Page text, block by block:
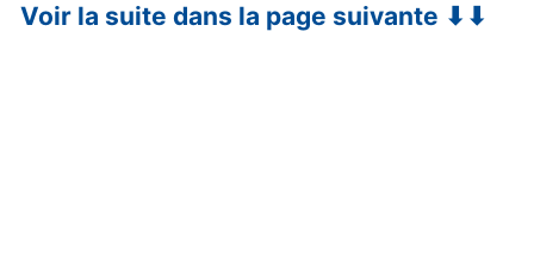
Voir la suite dans la page suivante ⬇⬇